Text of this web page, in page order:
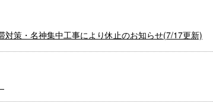
策・名神集中工事により休止のお知らせ(7/17更新)